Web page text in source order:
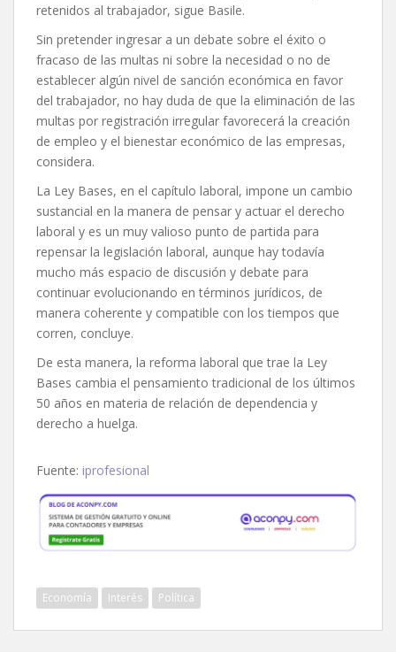
retenidos al trabajador, sigue Basile.
Sin pretender ingresar a un debate sobre el éxito o
fracaso de las multas ni sobre la necesidad o no de
establecer algún nivel de sanción económica en favor
del trabajador, no hay duda de que la eliminación de las
multas por registración irregular favorecerá la creación
de empleo y el bienestar económico de las empresas,
considera.
La Ley Bases, en el capítulo laboral, impone un cambio
sustancial en la manera de pensar y actuar el derecho
laboral y es un muy valioso punto de partida para
repensar la legislación laboral, aunque hay todavía
mucho más espacio de discusión y debate para
continuar evolucionando en términos jurídicos, de
manera coherente y compatible con los tiempos que
corren, concluye.
De esta manera, la reforma laboral que trae la Ley
Bases cambia el pensamiento tradicional de los últimos
50 años en materia de relación de dependencia y
derecho a huelga.
Fuente: iprofesional
Economía Interés Política